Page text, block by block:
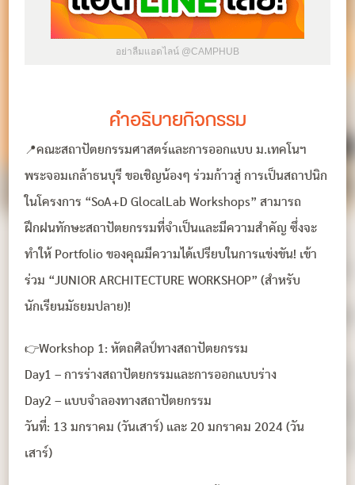
อย่าลืมแอดไลน์ @CAMPHUB
คำอธิบายกิจกรรม
📍คณะสถาปัตยกรรมศาสตร์และการออกแบบ ม.เทคโนฯ
พระจอมเกล้าธนบุรี ขอเชิญน้องๆ ร่วมก้าวสู่ การเป็นสถาปนิก
ในโครงการ “SoA+D GlocalLab Workshops” สามารถ
ฝึกฝนทักษะสถาปัตยกรรมที่จำเป็นและมีความสำคัญ ซึ่งจะ
ทำให้ Portfolio ของคุณมีความได้เปรียบในการแข่งขัน! เข้า
ร่วม “JUNIOR ARCHITECTURE WORKSHOP” (สำหรับ
นักเรียนมัธยมปลาย)!
👉Workshop 1: หัตถศิลป์ทางสถาปัตยกรรม
Day1 – การร่างสถาปัตยกรรมและการออกแบบร่าง
Day2 – แบบจำลองทางสถาปัตยกรรม
วันที่: 13 มกราคม (วันเสาร์) และ 20 มกราคม 2024 (วัน
เสาร์)